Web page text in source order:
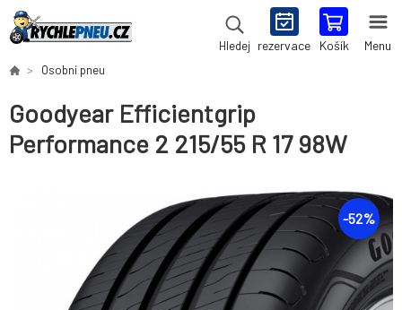
Hledej rezervace Košík Menu
Osobní pneu
Goodyear Efficientgrip
Performance 2 215/55 R 17 98W
-52%